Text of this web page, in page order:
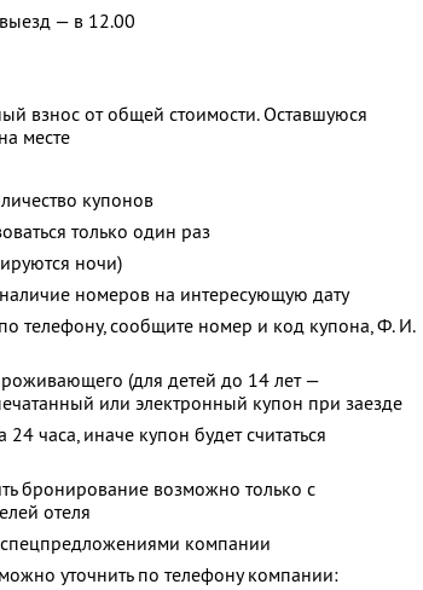
— в 12.00
взнос от общей стоимости. Оставшуюся
месте
купонов
только один раз
ночи)
номеров на интересующую дату
телефону, сообщите номер и код купона, Ф. И.
(для детей до 14 лет —
или электронный купон при заезде
часа, иначе купон будет считаться
бронирование возможно только с
отеля
компании
уточнить по телефону компании: